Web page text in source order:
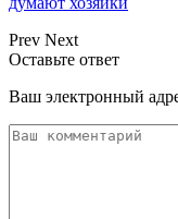
Prev Next
Оставьте ответ
Ваш электронный